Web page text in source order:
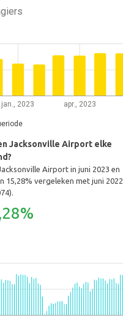
jan., 2023 apr., 2023
Jacksonville Airport elke
Airport in juni 2023 en
vergeleken met juni 2022